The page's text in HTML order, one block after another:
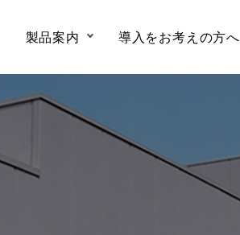
製品案内 導入をお考えの方へ